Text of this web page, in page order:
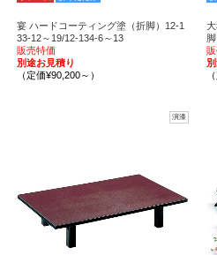
宴 ハードコーティング塗（折脚）12-1
33-12～19/12-134-6～13
販売特価
別途お見積り
（定価¥90,200～）
演漆